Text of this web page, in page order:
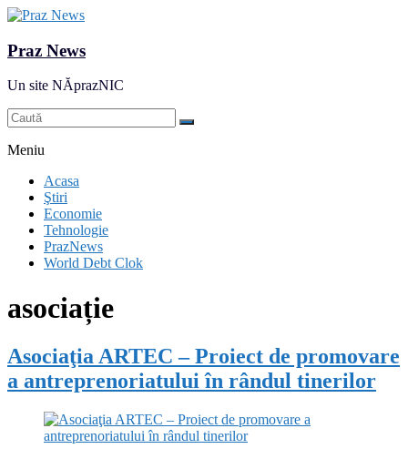
Praz News
Un site NĂprazNIC
Meniu
Acasa
Ştiri
Economie
Tehnologie
PrazNews
World Debt Clok
asociație
Asociaţia ARTEC – Proiect de promovare
a antreprenoriatului în rândul tinerilor